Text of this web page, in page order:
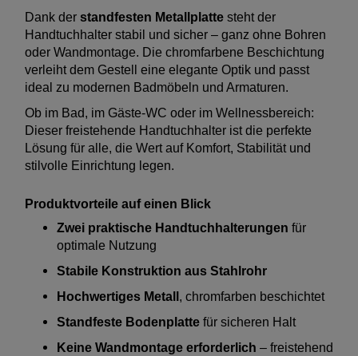
Dank der standfesten Metallplatte steht der
Handtuchhalter stabil und sicher – ganz ohne Bohren
oder Wandmontage. Die chromfarbene Beschichtung
verleiht dem Gestell eine elegante Optik und passt
ideal zu modernen Badmöbeln und Armaturen.
Ob im Bad, im Gäste-WC oder im Wellnessbereich:
Dieser freistehende Handtuchhalter ist die perfekte
Lösung für alle, die Wert auf Komfort, Stabilität und
stilvolle Einrichtung legen.
Produktvorteile auf einen Blick
Zwei praktische Handtuchhalterungen für
optimale Nutzung
Stabile Konstruktion aus Stahlrohr
Hochwertiges Metall , chromfarben beschichtet
Standfeste Bodenplatte für sicheren Halt
Keine Wandmontage erforderlich – freistehend